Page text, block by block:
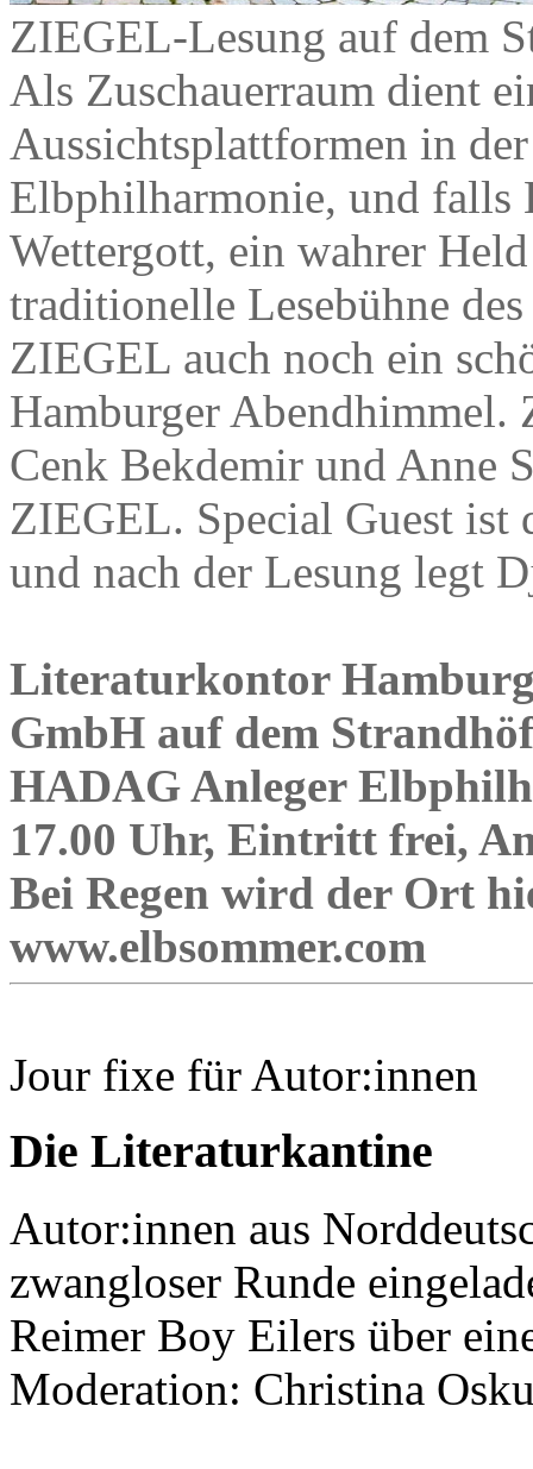
ZIEGEL-Lesung auf dem
Als Zuschauerraum dient
Aussichtsplattformen in
Elbphilharmonie, und falls
Wettergott, ein wahrer
traditionelle Lesebühne
ZIEGEL auch noch ein
Hamburger Abendhimmel.
Cenk Bekdemir und Anne
ZIEGEL. Special Guest ist
und nach der Lesung legt
Literaturkontor
GmbH auf dem
HADAG Anleger
17.00 Uhr, Eintritt frei,
Bei Regen wird der Ort
www.elbsommer.com
Jour fixe für Autor:innen
Die Literaturkantine
Autor:innen aus
zwangloser Runde
Reimer Boy Eilers über
Moderation: Christina